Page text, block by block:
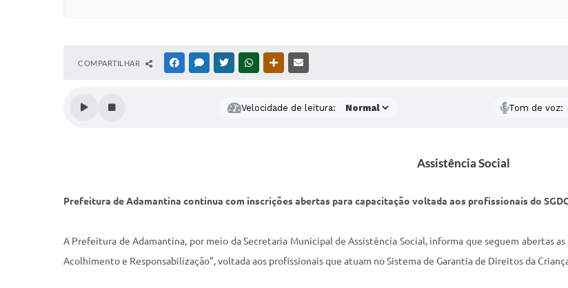
COMPARTILHAR FACEBOOKMESSENGER
TWITTERWHATSAPPOUTRAS MÍDIAS
Velocidade de leitura: Tom de voz:
Assistência Social
Prefeitura de Adamantina continua com inscrições abertas para capacitação voltada aos profissionais do
A Prefeitura de Adamantina, por meio da Secretaria Municipal de Assistência Social, informa que seguem abertas
Acolhimento e Responsabilização”, voltada aos profissionais que atuam no Sistema de Garantia de Direitos da